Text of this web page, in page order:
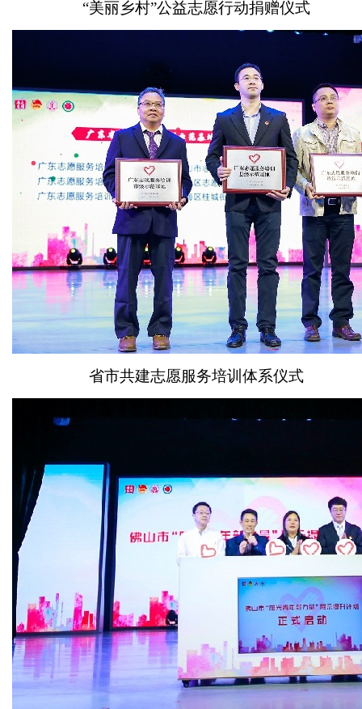
“美丽乡村”公益志愿行动捐赠仪式
省市共建志愿服务培训体系仪式